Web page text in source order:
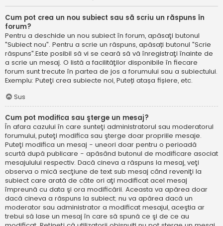
Cum pot crea un nou subiect sau să scriu un răspuns în
forum?
Pentru a deschide un nou subiect în forum, apăsaţi butonul
"Subiect nou". Pentru a scrie un răspuns, apăsați butonul "Scrie
răspuns".Este posibil să vi se ceară să vă înregistraţi înainte de
a scrie un mesaj. O listă a facilităţilor disponibile în fiecare
forum sunt trecute în partea de jos a forumului sau a subiectului.
Exemplu: Puteţi crea subiecte noi, Puteți atașa fișiere, etc.
Sus
Cum pot modifica sau şterge un mesaj?
În afara cazului în care sunteţi administratorul sau moderatorul
forumului, puteţi modifica sau şterge doar propriile mesaje.
Puteţi modifica un mesaj - uneori doar pentru o perioadă
scurtă după publicare - apăsând butonul de modificare asociat
mesajulului respectiv. Dacă cineva a răspuns la mesaj, veţi
observa o mică secţiune de text sub mesaj când reveniţi la
subiect care arată de câte ori aţi modificat acel mesaj
împreună cu data şi ora modificării. Aceasta va apărea doar
dacă cineva a răspuns la subiect; nu va apărea dacă un
moderator sau administrator a modificat mesajul, aceştia ar
trebui să lase un mesaj în care să spună ce şi de ce au